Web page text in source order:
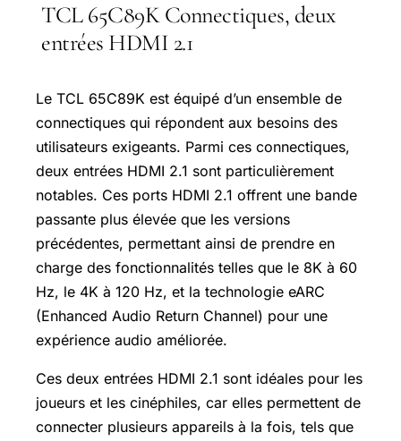
TCL 65C89K Connectiques, deux
entrées HDMI 2.1
Le TCL 65C89K est équipé d’un ensemble de
connectiques qui répondent aux besoins des
utilisateurs exigeants. Parmi ces connectiques,
deux entrées HDMI 2.1 sont particulièrement
notables. Ces ports HDMI 2.1 offrent une bande
passante plus élevée que les versions
précédentes, permettant ainsi de prendre en
charge des fonctionnalités telles que le 8K à 60
Hz, le 4K à 120 Hz, et la technologie eARC
(Enhanced Audio Return Channel) pour une
expérience audio améliorée.
Ces deux entrées HDMI 2.1 sont idéales pour les
joueurs et les cinéphiles, car elles permettent de
connecter plusieurs appareils à la fois, tels que